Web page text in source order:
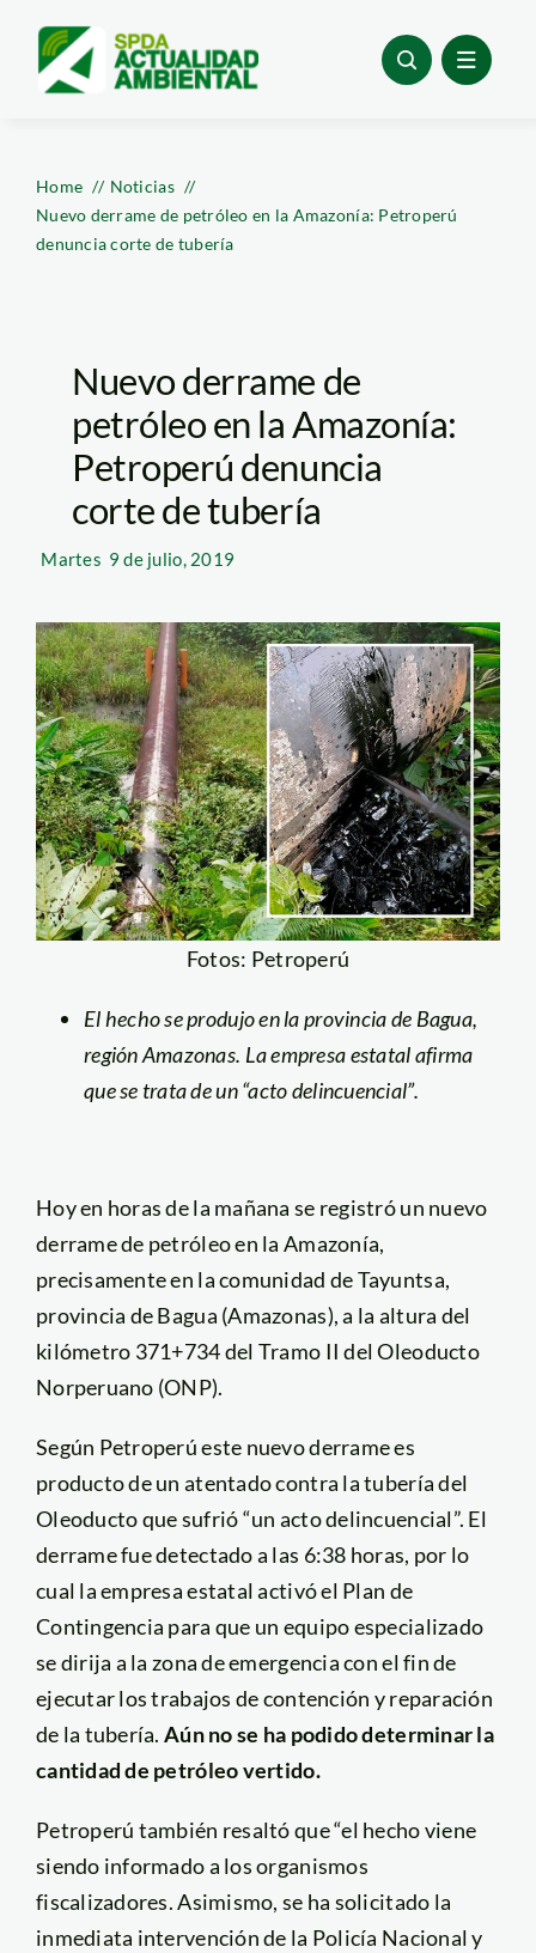
content
Home
Noticias
Nuevo derrame de petróleo en la Amazonía: Petroperú
denuncia corte de tubería
Nuevo derrame de
petróleo en la Amazonía:
Petroperú denuncia
corte de tubería
Martes 9 de julio, 2019
Fotos: Petroperú
El hecho se produjo en la provincia de Bagua,
región Amazonas. La empresa estatal afirma
que se trata de un “acto delincuencial”.
Hoy en horas de la mañana se registró un nuevo
derrame de petróleo en la Amazonía,
precisamente en la comunidad de Tayuntsa,
provincia de Bagua (Amazonas), a la altura del
kilómetro 371+734 del Tramo II del Oleoducto
Norperuano (ONP).
Según Petroperú este nuevo derrame es
producto de un atentado contra la tubería del
Oleoducto que sufrió “un acto delincuencial”. El
derrame fue detectado a las 6:38 horas, por lo
cual la empresa estatal activó el Plan de
Contingencia para que un equipo especializado
se dirija a la zona de emergencia con el fin de
ejecutar los trabajos de contención y reparación
de la tubería.Aún no se ha podido determinar la
cantidad de petróleo vertido.
Petroperú también resaltó que “el hecho viene
siendo informado a los organismos
fiscalizadores. Asimismo, se ha solicitado la
inmediata intervención de la Policía Nacional y